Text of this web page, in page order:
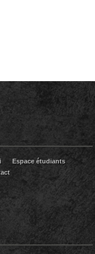
Espace étudiants